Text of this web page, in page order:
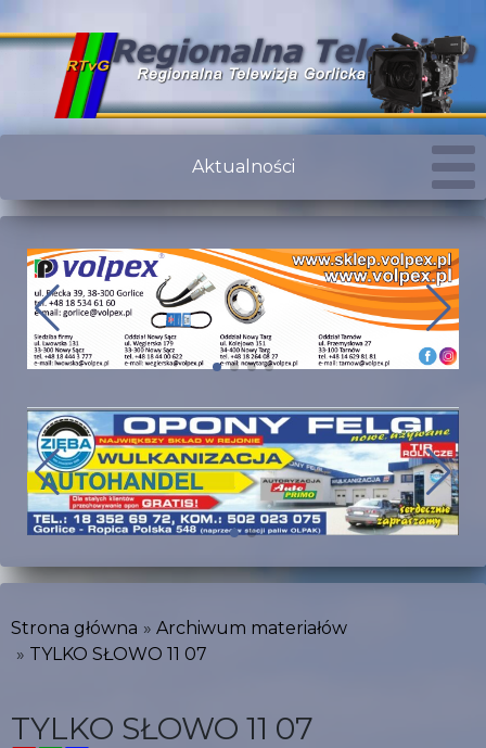
Aktualności
Strona główna
Archiwum materiałów
TYLKO SŁOWO 11 07
TYLKO SŁOWO 11 07